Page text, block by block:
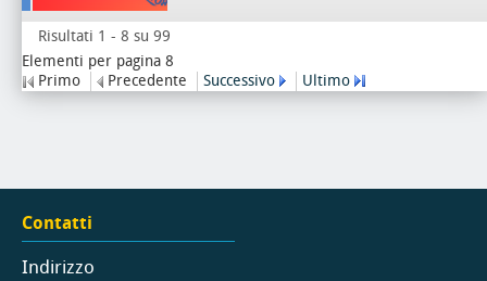
Risultati 1 - 8 su 99
Elementi per pagina 8
Primo
Precedente Successivo Ultimo
Contatti
Indirizzo